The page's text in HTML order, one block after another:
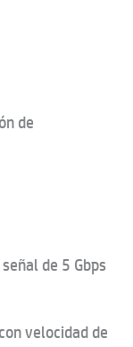
de
de 5 Gbps
con velocidad de